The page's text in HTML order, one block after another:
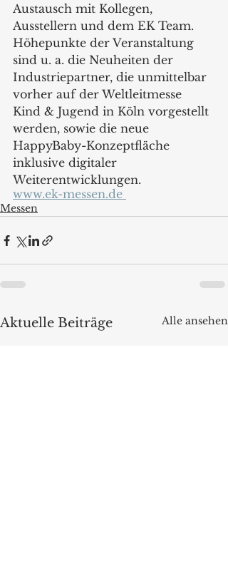
Austausch mit Kollegen,
Ausstellern und dem EK Team.
Höhepunkte der Veranstaltung
sind u. a. die Neuheiten der
Industriepartner, die unmittelbar
vorher auf der Weltleitmesse
Kind & Jugend in Köln vorgestellt
werden, sowie die neue
HappyBaby-Konzeptfläche
inklusive digitaler
Weiterentwicklungen.
www.ek-messen.de
Messen
Aktuelle Beiträge Alle ansehen